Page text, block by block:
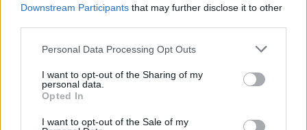
Downstream Participants that may further disclose it to other
Personal Data Processing Opt Outs
I want to opt-out of the Sharing of my
personal data.
Opted In
I want to opt-out of the Sale of my
απαιτεί την αποστολή εμβάσματος στο εξωτερικό
μηνιαίο όριο, υπό την προϋπόθεση ότι το σύνολο
των εγκριθεισών αυτών συναλλαγών ανά εργάσιμη
ημέρα δεν υπερβαίνει το 1/10 του ημερήσιου